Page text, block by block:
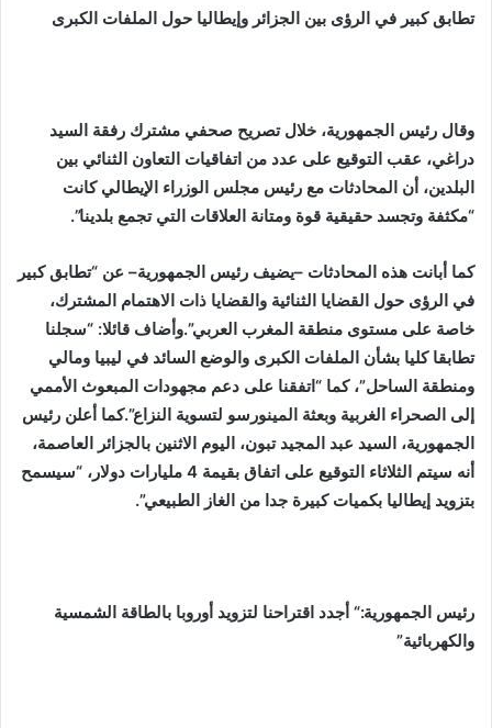
تطابق كبير في الرؤى بين الجزائر وإيطاليا حول الملفات الكبرى
وقال رئيس الجمهورية، خلال تصريح صحفي مشترك رفقة السيد
دراغي، عقب التوقيع على عدد من اتفاقيات التعاون الثنائي بين
البلدين، أن المحادثات مع رئيس مجلس الوزراء الإيطالي كانت
“مكثفة وتجسد حقيقية قوة ومتانة العلاقات التي تجمع بلدينا”.
كما أبانت هذه المحادثات –يضيف رئيس الجمهورية– عن “تطابق كبير
في الرؤى حول القضايا الثنائية والقضايا ذات الاهتمام المشترك،
خاصة على مستوى منطقة المغرب العربي”.وأضاف قائلا: “سجلنا
تطابقا كليا بشأن الملفات الكبرى والوضع السائد في ليبيا ومالي
ومنطقة الساحل”، كما “اتفقنا على دعم مجهودات المبعوث الأممي
إلى الصحراء الغربية وبعثة المينورسو لتسوية النزاع”.كما أعلن رئيس
الجمهورية، السيد عبد المجيد تبون، اليوم الاثنين بالجزائر العاصمة،
أنه سيتم الثلاثاء التوقيع على اتفاق بقيمة 4 مليارات دولار، “سيسمح
بتزويد إيطاليا بكميات كبيرة جدا من الغاز الطبيعي”.
رئيس الجمهورية:“ أجدد اقتراحنا لتزويد أوروبا بالطاقة الشمسية
والكهربائية”